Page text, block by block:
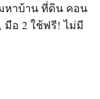
หาบ้าน ที่ดิน คอน
มือ 2 ใช้ฟรี! ไม่มี